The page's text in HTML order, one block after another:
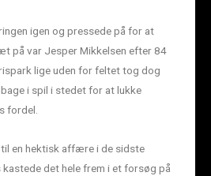
igen og pressede på for at
på var Jesper Mikkelsen efter 84
lige uden for feltet tog dog
i spil i stedet for at lukke
fordel.
en hektisk affære i de sidste
det hele frem i et forsøg på